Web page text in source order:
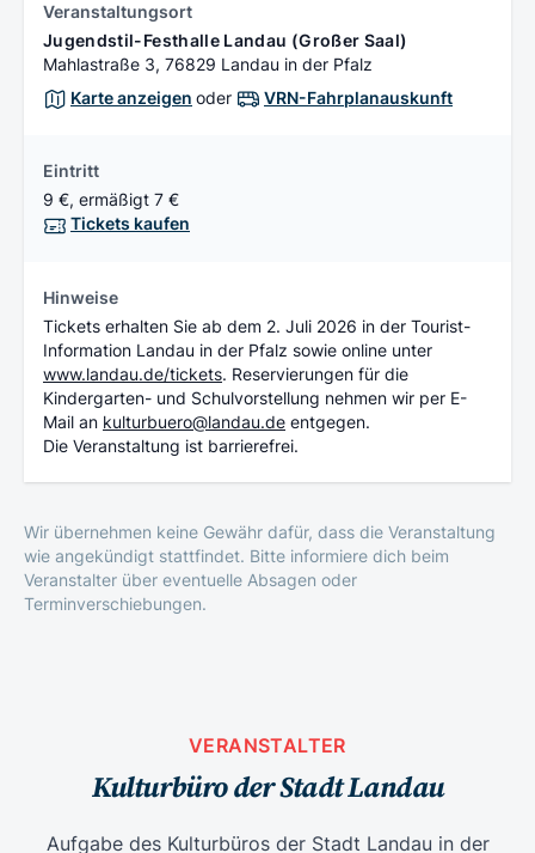
Veranstaltungsort
Jugendstil-Festhalle Landau (Großer Saal)
Mahlastraße 3, 76829 Landau in der Pfalz
Karte anzeigen oder VRN-Fahrplanauskunft
Eintritt
9 €, ermäßigt 7 €
Tickets kaufen
Hinweise
Tickets erhalten Sie ab dem 2. Juli 2026 in der Tourist-
Information Landau in der Pfalz sowie online unter
www.landau.de/tickets. Reservierungen für die
Kindergarten- und Schulvorstellung nehmen wir per E-
Mail an kulturbuero@landau.de entgegen.
Die Veranstaltung ist barrierefrei.
Wir übernehmen keine Gewähr dafür, dass die Veranstaltung
wie angekündigt stattfindet. Bitte informiere dich beim
Veranstalter über eventuelle Absagen oder
Terminverschiebungen.
VERANSTALTER
Kulturbüro der Stadt Landau
Aufgabe des Kulturbüros der Stadt Landau in der